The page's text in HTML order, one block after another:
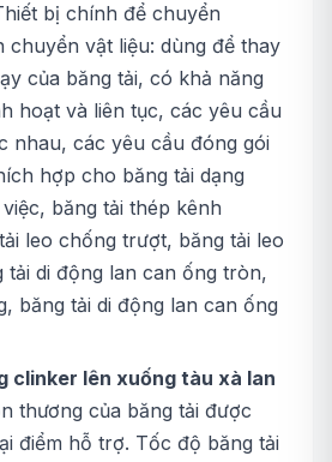
bị chính để chuyển
chuyển vật liệu: dùng để thay
của băng tải, có khả năng
hoạt và liên tục, các yêu cầu
nhau, các yêu cầu đóng gói
hợp cho băng tải dạng
băng tải thép kênh
leo chống trượt, băng tải leo
tải di động lan can ống tròn,
băng tải di động lan can ống
clinker lên xuống tàu xà lan
thương của băng tải được
điểm hỗ trợ. Tốc độ băng tải